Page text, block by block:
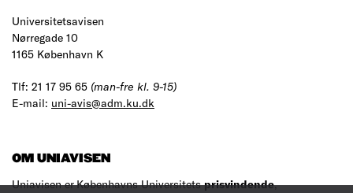
Universitetsavisen
Nørregade 10
1165 København K
Tlf: 21 17 95 65 (man-fre kl. 9-15)
E-mail: uni-avis@adm.ku.dk
OM UNIAVISEN
Uniavisen er Københavns Universitetsprisvindende,